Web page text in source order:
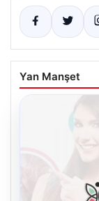
Yan Manşet